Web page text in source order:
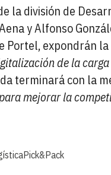
la división de
y Alfonso
Portel, expondrán
de la carga
terminará con la
mejorar la
Pick&Pack